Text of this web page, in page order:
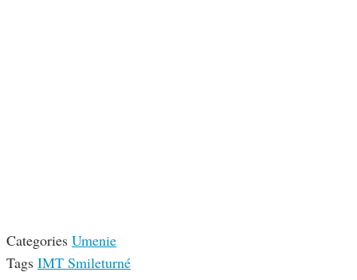
Categories Umenie
Tags IMT Smileturné